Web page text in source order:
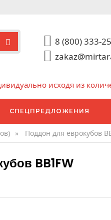
8 (800) 333-
исходя из
СПЕЦПРЕДЛОЖЕНИЯ
» Поддон для еврокубов
BB1FW